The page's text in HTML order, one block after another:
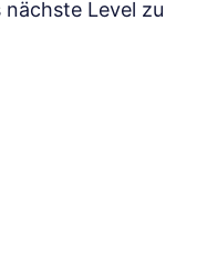
Level zu